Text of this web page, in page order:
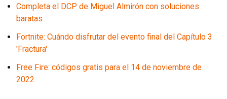
Completa el DCP de Miguel Almirón con soluciones
baratas
Fortnite: Cuándo disfrutar del evento final del Capítulo 3
'Fractura'
Free Fire: códigos gratis para el 14 de noviembre de
2022